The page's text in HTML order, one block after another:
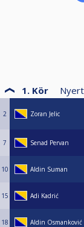
1. Kör
2 Zoran Jelic
7 Senad Pervan
10 Aldin Suman
15 Adi Kadrić
18 Aldin Osmanković